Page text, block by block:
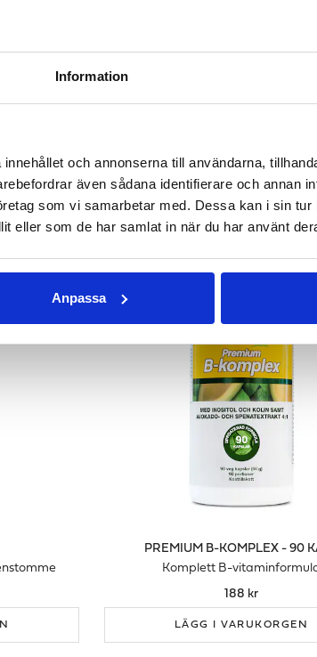
Information
och annonserna till användarna,
även sådana identifierare och annan
som vi samarbetar med. Dessa kan i sin tur
eller som de har samlat in när du har använt
Anpassa
283 kr
LÄGG I VARUKORGEN
PREMIUM B-KOMPLEX - 90
Komplett B-
188 kr
LÄGG I VARUKORGEN